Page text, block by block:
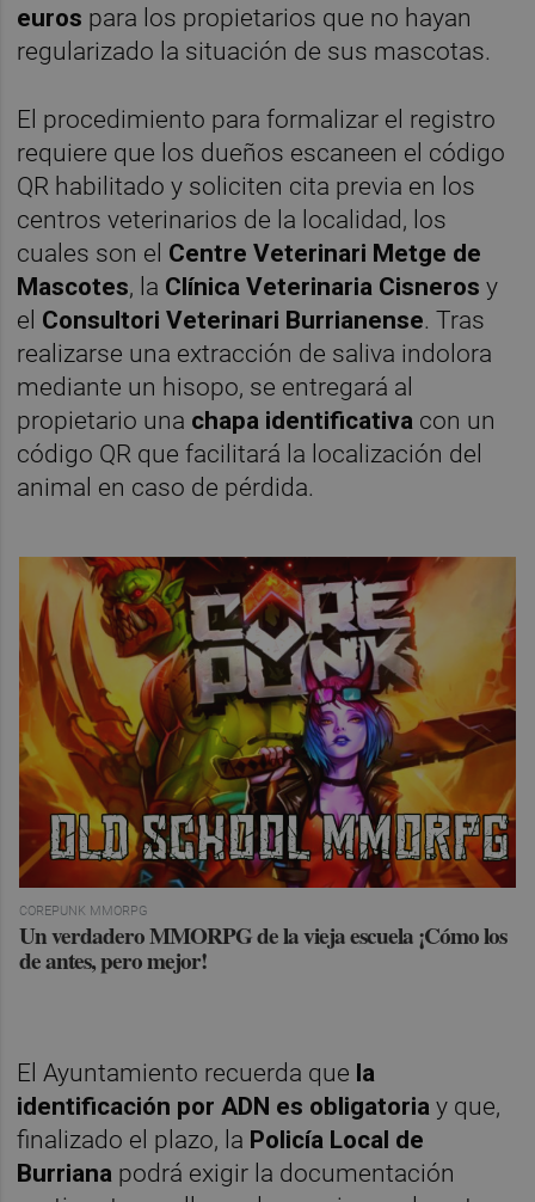
euros para los propietarios que no hayan
regularizado la situación de sus mascotas.
El procedimiento para formalizar el registro
requiere que los dueños escaneen el código
QR habilitado y soliciten cita previa en los
centros veterinarios de la localidad, los
cuales son el Centre Veterinari Metge de
Mascotes, la Clínica Veterinaria Cisneros y
el Consultori Veterinari Burrianense. Tras
realizarse una extracción de saliva indolora
mediante un hisopo, se entregará al
propietario una chapa identificativa con un
código QR que facilitará la localización del
animal en caso de pérdida.
COREPUNK MMORPG
Un verdadero MMORPG de la vieja escuela ¡Cómo los
de antes, pero mejor!
El Ayuntamiento recuerda que la
identificación por ADN es obligatoria y que,
finalizado el plazo, la Policía Local de
Burriana podrá exigir la documentación